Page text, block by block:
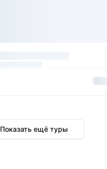
Показать ещё туры